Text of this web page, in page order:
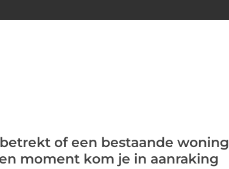
of een bestaande woning
moment kom je in aanraking